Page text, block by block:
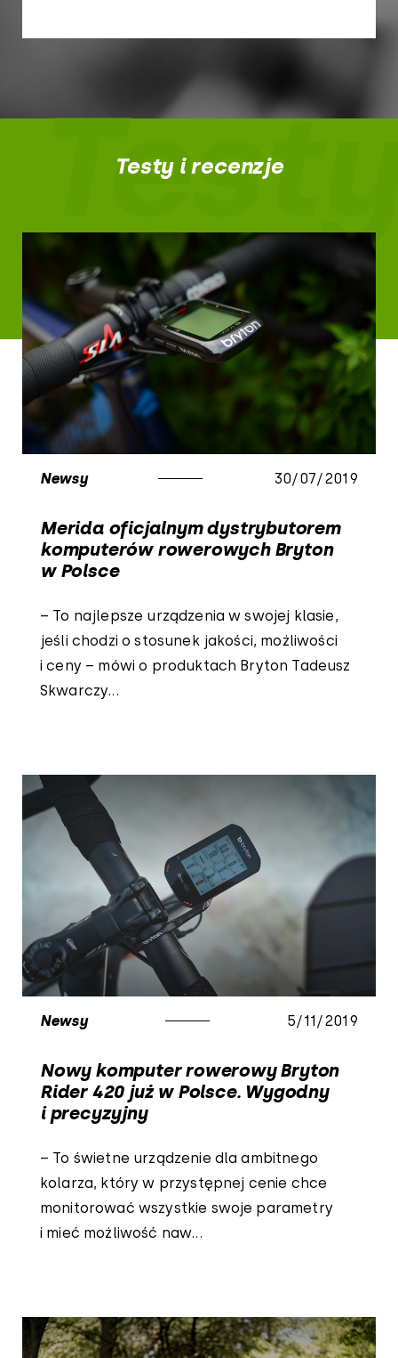
Testy
Testy i recenzje
Newsy 30/07/2019
Merida oficjalnym dystrybutorem
komputerów rowerowych Bryton
w Polsce
– To najlepsze urządzenia w swojej klasie,
jeśli chodzi o stosunek jakości, możliwości
i ceny – mówi o produktach Bryton Tadeusz
Skwarczy...
Newsy 5/11/2019
Nowy komputer rowerowy Bryton
Rider 420 już w Polsce. Wygodny
i precyzyjny
– To świetne urządzenie dla ambitnego
kolarza, który w przystępnej cenie chce
monitorować wszystkie swoje parametry
i mieć możliwość naw...